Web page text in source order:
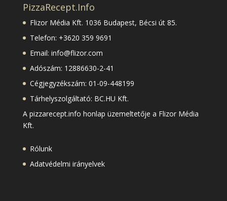
PizzaRecept.Info
Flizor Média Kft. 1036 Budapest, Bécsi út 85.
Telefon: +3620 359 9691
Email: info@flizor.com
Adószám: 12886630-2-41
Cégjegyzékszám: 01-09-448199
Tárhelyszolgáltató: BC.HU Kft.
A pizzarecept.info honlap üzemeltetője a Flizor Média
Kft.
Rólunk
Adatvédelmi irányelvek